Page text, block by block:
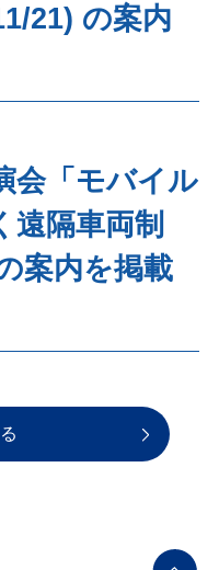
21) の案内
会「モバイル
遠隔車両制
案内を掲載